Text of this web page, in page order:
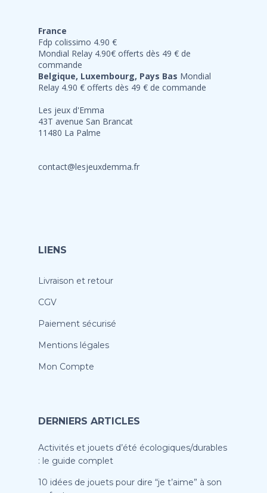
France
Fdp colissimo 4.90 €
Mondial Relay 4.90€ offerts dès 49 € de
commande
Belgique, Luxembourg, Pays Bas Mondial
Relay 4.90 € offerts dès 49 € de commande
Les jeux d'Emma
43T avenue San Brancat
11480 La Palme
contact@lesjeuxdemma.fr
LIENS
Livraison et retour
CGV
Paiement sécurisé
Mentions légales
Mon Compte
DERNIERS ARTICLES
Activités et jouets d’été écologiques/durables
: le guide complet
10 idées de jouets pour dire “je t’aime” à son